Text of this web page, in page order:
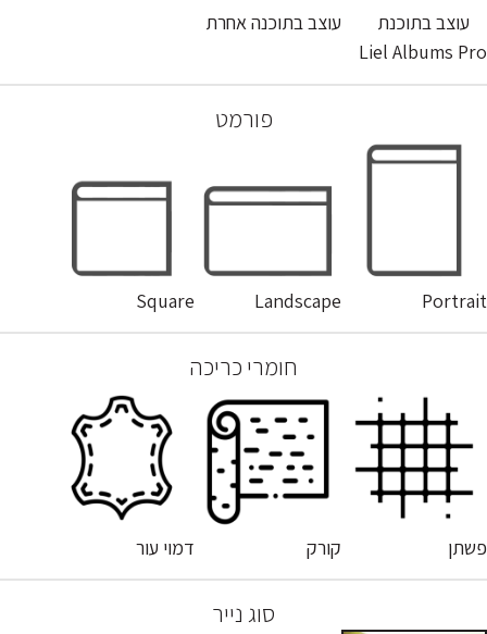
עוצב בתוכנת
Liel Albums Pro
עוצב בתוכנה אחרת
פורמט
Portrait
Landscape
Square
חומרי כריכה
פשתן קורק דמוי עור
סוג נייר